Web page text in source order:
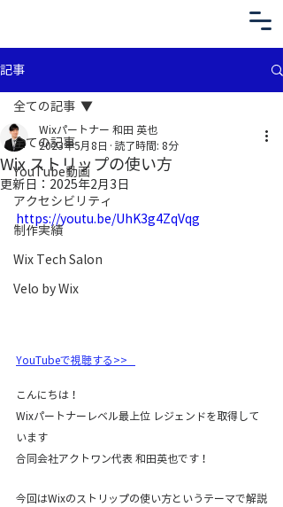
記事
全ての記事
YouTube動画
アクセシビリティ
制作実績
Wix Tech Salon
Velo by Wix
全ての記事
Wix ストリップの使い方
Wixパートナー 和田 英也
2023年5月8日
読了時間: 8分
更新日： 2025年2月3日
https://youtu.be/UhK3g4ZqVqg
YouTubeで視聴する>>
こんにちは！
Wixパートナーレベル最上位 レジェンドを取得して
います
合同会社アクトワン代表 和田英也です！
今回はWixのストリップの使い方というテーマで解説